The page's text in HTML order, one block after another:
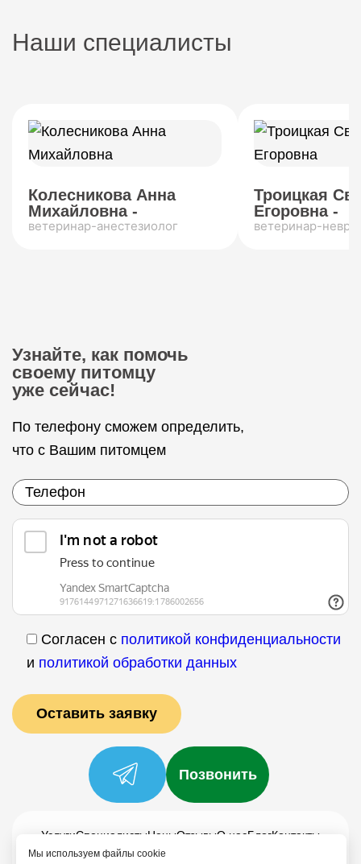
Наши специалисты
Колесникова Анна
Михайловна -
ветеринар-анестезиолог
Троицкая
Егоровна -
ветеринар-
Узнайте, как помочь
своему питомцу
уже сейчас!
По телефону сможем определить,
что с Вашим питомцем
Согласен с политикой конфиденциальности
и политикой обработки данных
Мы используем файлы cookie
Позвонить
УслугиСпециалистыЦеныОтзывыО насБлогКонтакты
Политика конфиденциальности